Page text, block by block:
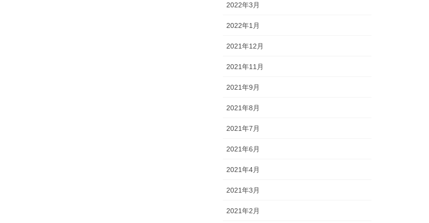
2022年3月
2022年1月
2021年12月
2021年11月
2021年9月
2021年8月
2021年7月
2021年6月
2021年4月
2021年3月
2021年2月